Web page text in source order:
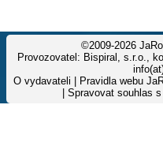
©2009-2026
Provozovatel: Bispiral, s.r.o.,
O vydavateli
Pravidla webu
Spravovat souhlas